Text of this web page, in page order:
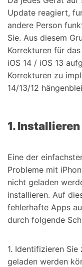
Update reagiert,
andere Person
Sie. Aus diesem
Korrekturen für
iOS 14 / iOS 13
Korrekturen zu
14/13/12
1.
Eine der
Probleme mit
nicht geladen
installieren. Auf
fehlerhafte Apps
durch folgende
1. Identifizieren
geladen werden